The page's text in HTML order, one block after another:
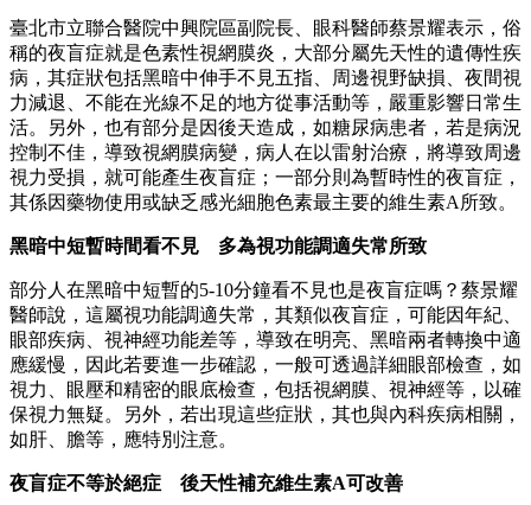
臺北市立聯合醫院中興院區副院長、眼科醫師蔡景耀表示，俗
稱的夜盲症就是色素性視網膜炎，大部分屬先天性的遺傳性疾
病，其症狀包括黑暗中伸手不見五指、周邊視野缺損、夜間視
力減退、不能在光線不足的地方從事活動等，嚴重影響日常生
活。另外，也有部分是因後天造成，如糖尿病患者，若是病況
控制不佳，導致視網膜病變，病人在以雷射治療，將導致周邊
視力受損，就可能產生夜盲症；一部分則為暫時性的夜盲症，
其係因藥物使用或缺乏感光細胞色素最主要的維生素A所致。
黑暗中短暫時間看不見 多為視功能調適失常所致
部分人在黑暗中短暫的5-10分鐘看不見也是夜盲症嗎？蔡景耀
醫師說，這屬視功能調適失常，其類似夜盲症，可能因年紀、
眼部疾病、視神經功能差等，導致在明亮、黑暗兩者轉換中適
應緩慢，因此若要進一步確認，一般可透過詳細眼部檢查，如
視力、眼壓和精密的眼底檢查，包括視網膜、視神經等，以確
保視力無疑。另外，若出現這些症狀，其也與內科疾病相關，
如肝、膽等，應特別注意。
夜盲症不等於絕症 後天性補充維生素A可改善